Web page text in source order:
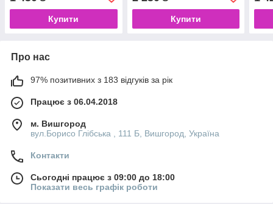
Купити Купити
Про нас
97% позитивних з 183 відгуків за рік
Працює з 06.04.2018
м. Вишгород
вул.Борисо Глібська , 111 Б, Вишгород, Україна
Контакти
Сьогодні працює з 09:00 до 18:00
Показати весь графік роботи